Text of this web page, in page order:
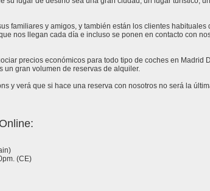
familiares y amigos, y también están los clientes habituales
nos llegan cada día e incluso se ponen en contacto con
precios económicos para todo tipo de coches en Madrid
un gran volumen de reservas de alquiler.
y verá que si hace una reserva con nosotros no será la
(CE)